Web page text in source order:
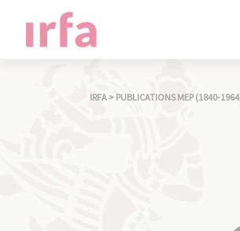
IRFA > PUBLICATIONS MEP (1840-